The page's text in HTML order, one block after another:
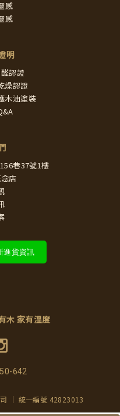
感
感
明
認證
燥認證
木油塗裝
巷37號1樓
店
進貨資訊
木 家有溫度
642
｜ 統一編號 42823013